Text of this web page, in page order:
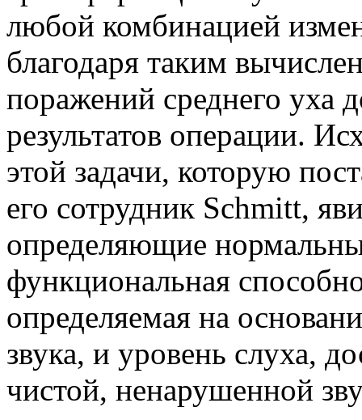
любой комбинацией
благодаря таким
поражений среднего уха
результатов операции.
этой задачи, которую
его сотрудник Schmitt,
определяющие
функциональная
определяемая на
звука, и уровень слуха,
чистой, ненарушенной